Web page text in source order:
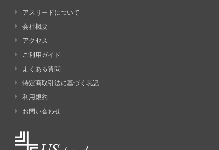
アスリードについて
会社概要
アクセス
ご利用ガイド
よくある質問
特定商取引法に基づく表記
利用規約
お問い合わせ